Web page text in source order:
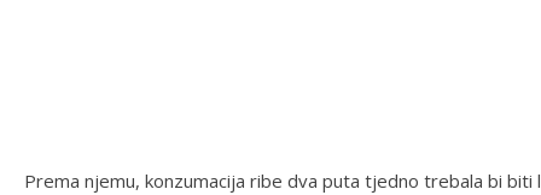
Prema njemu, konzumacija ribe dva puta tjedno trebala bi